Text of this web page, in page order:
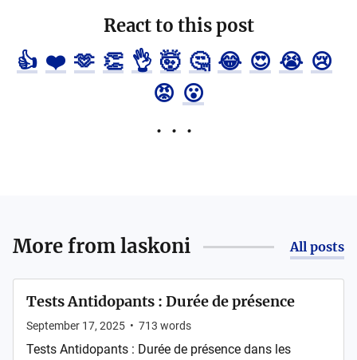
React to this post
👍 ❤️ 🫶 👏 👌 🤯 🤔 😂 😍 😭 😢
😡 😮
More fromlaskoni All posts
Tests Antidopants : Durée de présence
September 17, 2025 • 713 words
Tests Antidopants : Durée de présence dans les